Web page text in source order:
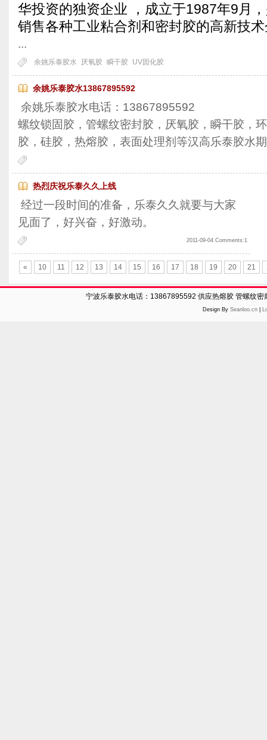
华投资的独资企业 ，成立于1987年9月
销售各种工业粘合剂和密封胶的高新
...
余姚乐泰胶水 厌氧胶 瞬干胶 UV固化胶
余姚乐泰胶水13867895592
余姚乐泰胶水电话：13867895592
螺纹锁固胶，管螺纹密封胶，厌氧胶，瞬干胶，
胶，硅胶，热熔胶，表面处理剂等汉高乐泰胶水
热烈庆祝乐泰久久上线
经过一段时间的准备，乐泰久久就要与大家
见面了，好兴奋，好激动。
2011-09-04 Comments:1
« 10 11 12 13 14 15 16 17 18 19 20 21
宁波乐泰胶水电话：13867895592 供应热熔胶 管螺纹
Design By Seanloo.cn|